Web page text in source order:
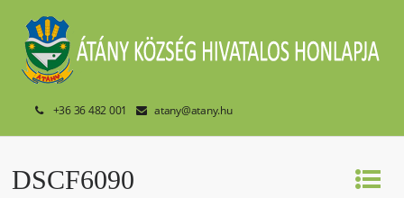
+36 36 482 001 atany@atany.hu
DSCF6090